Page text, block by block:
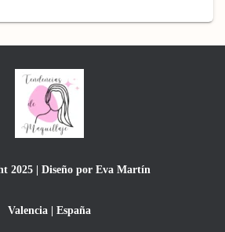
2025 | Diseño por Eva Martín
Valencia | España